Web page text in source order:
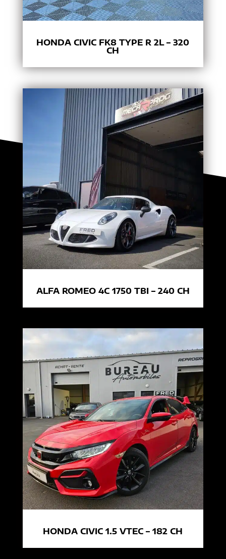
HONDA CIVIC FK8 TYPE R 2L – 320
CH
ALFA ROMEO 4C 1750 TBI – 240 CH
HONDA CIVIC 1.5 VTEC – 182 CH